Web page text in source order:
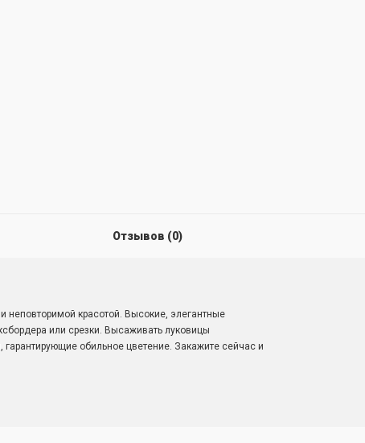
Отзывов (0)
красотой. Высокие, элегантные
или срезки. Высаживать луковицы
обильное цветение. Закажите сейчас и